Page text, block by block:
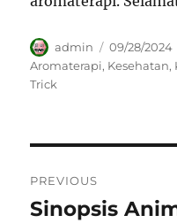
Author
admin
Posted
on
09/28/2024
Aromaterapi, Kesehatan,
Trick
pos
PREVIOUS
Previous
Sinopsis